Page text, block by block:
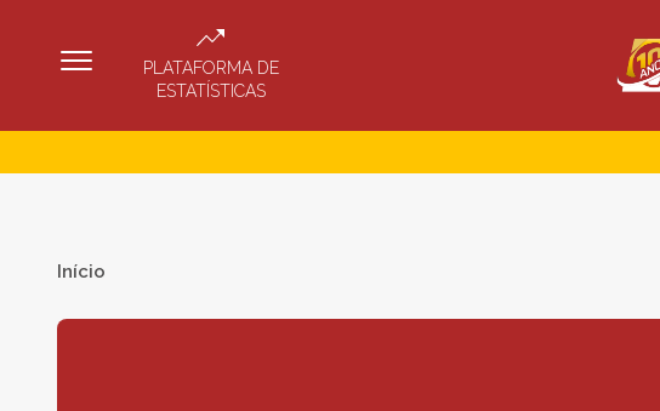
PLATAFORMA DE
ESTATÍSTICAS
Início